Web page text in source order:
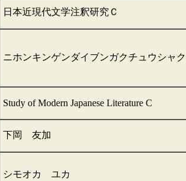
日本近現代文学注釈研究Ｃ
ニホンキンゲンダイブンガクチュウシャ
Study of Modern Japanese Literature C
下岡 友加
シモオカ ユカ